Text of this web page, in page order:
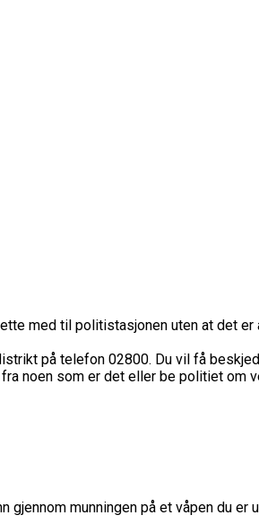
med til politistasjonen uten at det er
på telefon 02800. Du vil få
noen som er det eller be politiet om
munningen på et våpen du er